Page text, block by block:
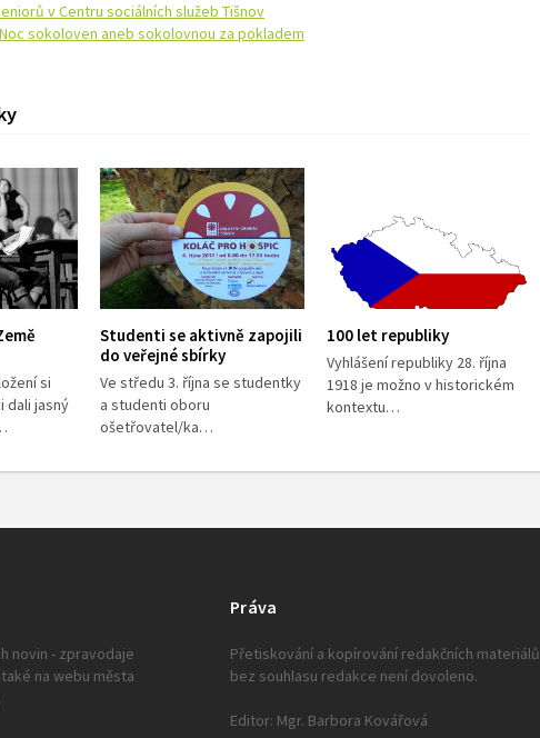
v Centru sociálních služeb Tišnov
Noc sokoloven aneb sokolovnou za pokladem
si
dali jasný
Studenti se aktivně zapojili
do veřejné sbírky
Ve středu 3. října se studentky
a studenti oboru
ošetřovatel/ka…
100 let republiky
Vyhlášení republiky 28. října
1918 je možno v historickém
kontextu…
novin - zpravodaje
na webu města
Práva
Přetiskování a kopírování redakčních materiálů
bez souhlasu redakce není dovoleno.
Editor: Mgr. Barbora Kovářová